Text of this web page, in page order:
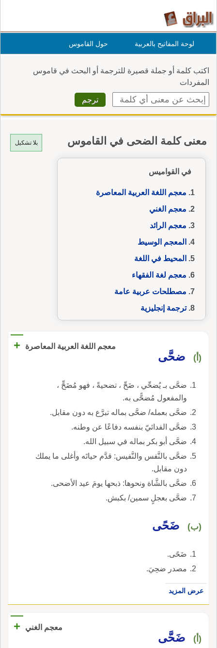
لوحة المفاتيح بالعربية حول القاموس
اكتب كلمة أو جملة قصيرة للترجمة أو البحث في قاموس
المفردات
بلا تشكيل معنى كلمة الضحى في القاموس
في القواميس
معجم اللغة العربية المعاصرة
معجم الغني
معجم الرائد
المعجم الوسيط
المحيط في اللغة
معجم لغة الفقهاء
مصطلحات عربية عامة
ترجمة إنجليزية
معجم اللغة العربية المعاصرة +
(أ) ضحَّى
ضحَّى بـ يُضحِّي ، ضَحِّ ، تضحيةً ، فهو مُضَحٍّ ،
والمفعول مُضحًّى به.
ضحَّى بعمله/ ضحَّى بماله تبرَّع به دون مقابل.
ضحَّى الفدائيّ بنفسه دفاعًا عن وطنه.
ضحَّى أبو بكر بماله في سبيل الله.
ضحَّى بالنَّفس والنَّفيس: قدَّم حياتَه وأغلى ما يملك
دون مقابل.
ضحَّى بالشَّاة ونحوها: ذبحها يومَ عيد الأضحى.
ضحَّى بعجلٍ سمين/ بكبش.
(ب) ضَحًى
ضَحًى.
مصدر ضحِيَ.
عرض المزيد
معجم الغني +
(أ) ضَحَّى